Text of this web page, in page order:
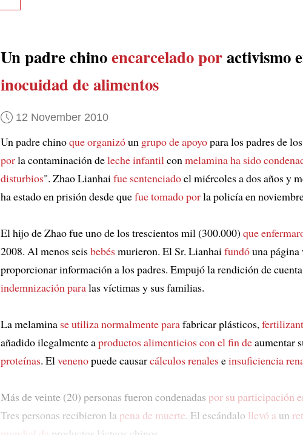
Un padre chinoencarcelado poractivismo
inocuidad de alimentos
12 November 2010
Un padre chinoque organizóun grupo de apoyopara los padres de
porla contaminación deleche infantilconmelaminaha sido
disturbios". Zhao Lianhaifue sentenciadoel miércoles a dos años y
ha estado en prisión desde quefue tomado porla policía en
El hijo de Zhao fue uno de los trescientos mil (300.000) que
2008. Al menos seisbebésmurieron. El Sr. Lianhaifundóuna página
proporcionar información a los padres. Empujó la rendición de
indemnización paralas víctimas y sus familias.
La melamina se utiliza normalmente parafabricar plásticos,
añadido ilegalmente aproductos alimenticioscon el fin deaumentar
proteínas. Elvenenopuede causarcálculos renaleseinsuficiencia
Más de veinte (20) personas fueron condenadas por su participación
Tres personas recibieron la pena de muerte. El escándalo llevó a un